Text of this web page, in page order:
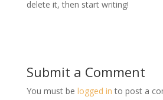
delete it, then start writing!
Submit a Comment
You must be logged in to post a